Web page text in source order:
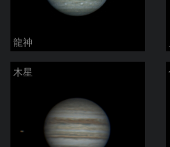
龍神
木星